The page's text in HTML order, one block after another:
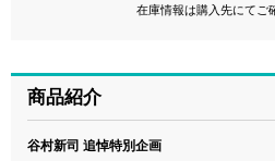
在庫情報は購入先にてご
商品紹介
谷村新司 追悼特別企画